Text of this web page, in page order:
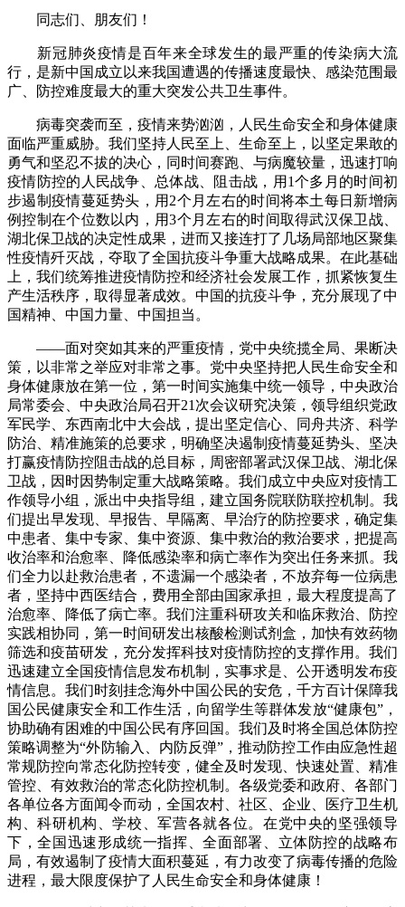
同志们、朋友们！
新冠肺炎疫情是百年来全球发生的最严重的传染病大流
行，是新中国成立以来我国遭遇的传播速度最快、感染范围最
广、防控难度最大的重大突发公共卫生事件。
病毒突袭而至，疫情来势汹汹，人民生命安全和身体健康
面临严重威胁。我们坚持人民至上、生命至上，以坚定果敢的
勇气和坚忍不拔的决心，同时间赛跑、与病魔较量，迅速打响
疫情防控的人民战争、总体战、阻击战，用1个多月的时间初
步遏制疫情蔓延势头，用2个月左右的时间将本土每日新增病
例控制在个位数以内，用3个月左右的时间取得武汉保卫战、
湖北保卫战的决定性成果，进而又接连打了几场局部地区聚集
性疫情歼灭战，夺取了全国抗疫斗争重大战略成果。在此基础
上，我们统筹推进疫情防控和经济社会发展工作，抓紧恢复生
产生活秩序，取得显著成效。中国的抗疫斗争，充分展现了中
国精神、中国力量、中国担当。
——面对突如其来的严重疫情，党中央统揽全局、果断决
策，以非常之举应对非常之事。党中央坚持把人民生命安全和
身体健康放在第一位，第一时间实施集中统一领导，中央政治
局常委会、中央政治局召开21次会议研究决策，领导组织党政
军民学、东西南北中大会战，提出坚定信心、同舟共济、科学
防治、精准施策的总要求，明确坚决遏制疫情蔓延势头、坚决
打赢疫情防控阻击战的总目标，周密部署武汉保卫战、湖北保
卫战，因时因势制定重大战略策略。我们成立中央应对疫情工
作领导小组，派出中央指导组，建立国务院联防联控机制。我
们提出早发现、早报告、早隔离、早治疗的防控要求，确定集
中患者、集中专家、集中资源、集中救治的救治要求，把提高
收治率和治愈率、降低感染率和病亡率作为突出任务来抓。我
们全力以赴救治患者，不遗漏一个感染者，不放弃每一位病患
者，坚持中西医结合，费用全部由国家承担，最大程度提高了
治愈率、降低了病亡率。我们注重科研攻关和临床救治、防控
实践相协同，第一时间研发出核酸检测试剂盒，加快有效药物
筛选和疫苗研发，充分发挥科技对疫情防控的支撑作用。我们
迅速建立全国疫情信息发布机制，实事求是、公开透明发布疫
情信息。我们时刻挂念海外中国公民的安危，千方百计保障我
国公民健康安全和工作生活，向留学生等群体发放“健康包”，
协助确有困难的中国公民有序回国。我们及时将全国总体防控
策略调整为“外防输入、内防反弹”，推动防控工作由应急性超
常规防控向常态化防控转变，健全及时发现、快速处置、精准
管控、有效救治的常态化防控机制。各级党委和政府、各部门
各单位各方面闻令而动，全国农村、社区、企业、医疗卫生机
构、科研机构、学校、军营各就各位。在党中央的坚强领导
下，全国迅速形成统一指挥、全面部署、立体防控的战略布
局，有效遏制了疫情大面积蔓延，有力改变了病毒传播的危险
进程，最大限度保护了人民生命安全和身体健康！